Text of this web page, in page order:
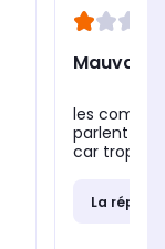
les
parlent
car trop
La